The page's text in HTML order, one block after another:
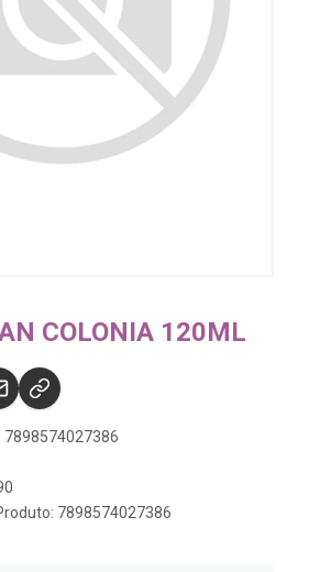
COLONIA 120ML
7898574027386
7898574027386